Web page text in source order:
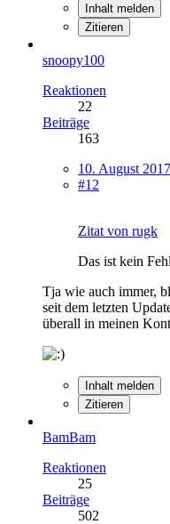
Inhalt melden
Zitieren
snoopy100
Reaktionen
22
Beiträge
163
10. August
#12
Zitat von rugk
Das ist kein
Tja wie auch immer,
seit dem letzten
überall in meinen
Inhalt melden
Zitieren
BamBam
Reaktionen
25
Beiträge
502